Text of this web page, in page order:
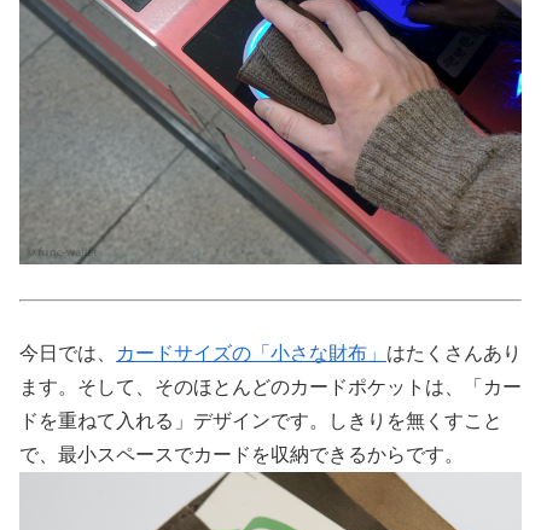
今日では、 カードサイズの「小さな財布」 はたくさんあり
ます。そして、そのほとんどのカードポケットは、「カー
ドを重ねて入れる」デザインです。しきりを無くすこと
で、最小スペースでカードを収納できるからです。